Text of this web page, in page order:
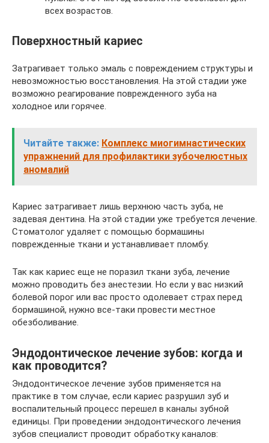
всех возрастов.
Поверхностный кариес
Затрагивает только эмаль с повреждением структуры и
невозможностью восстановления. На этой стадии уже
возможно реагирование поврежденного зуба на
холодное или горячее.
Читайте также: Комплекс миогимнастических
упражнений для профилактики зубочелюстных
аномалий
Кариес затрагивает лишь верхнюю часть зуба, не
задевая дентина. На этой стадии уже требуется лечение.
Стоматолог удаляет с помощью бормашины
поврежденные ткани и устанавливает пломбу.
Так как кариес еще не поразил ткани зуба, лечение
можно проводить без анестезии. Но если у вас низкий
болевой порог или вас просто одолевает страх перед
бормашиной, нужно все-таки провести местное
обезболивание.
Эндодонтическое лечение зубов: когда и
как проводится?
Эндодонтическое лечение зубов применяется на
практике в том случае, если кариес разрушил зуб и
воспалительный процесс перешел в каналы зубной
единицы. При проведении эндодонтического лечения
зубов специалист проводит обработку каналов: